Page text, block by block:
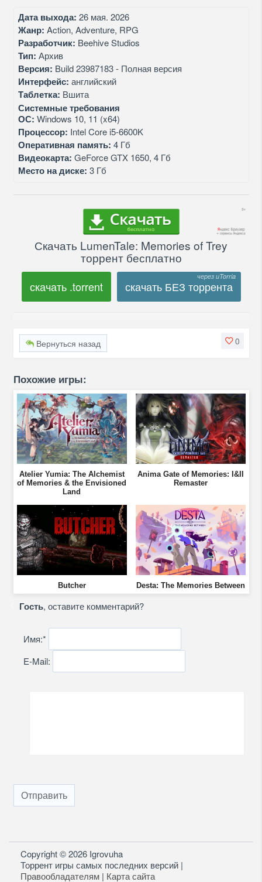
Дата выхода: 26 мая. 2026
Жанр: Action, Adventure, RPG
Разработчик: Beehive Studios
Тип: Архив
Версия: Build 23987183 - Полная версия
Интерфейс: английский
Таблетка: Вшита
Системные требования
ОС: Windows 10, 11 (x64)
Процессор: Intel Core i5-6600K
Оперативная память: 4 Гб
Видеокарта: GeForce GTX 1650, 4 Гб
Место на диске: 3 Гб
Скачать LumenTale: Memories of Trey
торрент бесплатно
скачать .torrent скачать БЕЗ торрента
0
Вернуться назад
Похожие игры:
Atelier Yumia: The Alchemist
of Memories & the Envisioned
Land
Anima Gate of Memories: I&II
Remaster
Butcher Desta: The Memories Between
Гость, оставите комментарий?
Имя:*
E-Mail:
Отправить
Copyright © 2026 Igrovuha
Торрент игры самых последних версий |
Правообладателям | Карта сайта